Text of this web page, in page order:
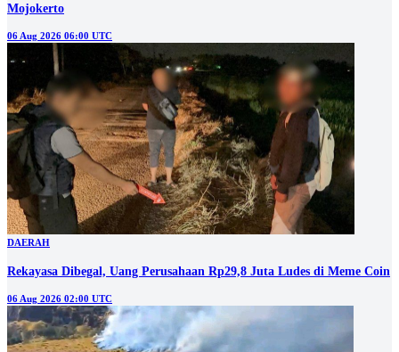
Mojokerto
06 Aug 2026 06:00 UTC
DAERAH
Rekayasa Dibegal, Uang Perusahaan Rp29,8 Juta Ludes di Meme Coin
06 Aug 2026 02:00 UTC